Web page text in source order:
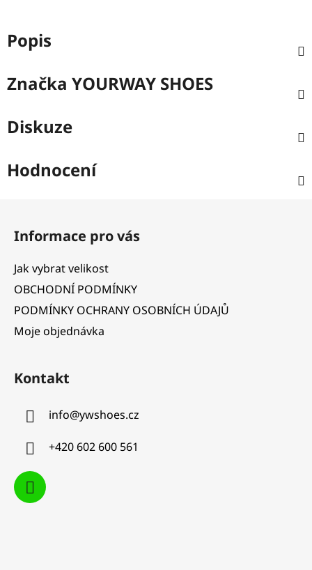
Popis
Značka YOURWAY SHOES
Diskuze
Hodnocení
Informace pro vás
Jak vybrat velikost
OBCHODNÍ PODMÍNKY
PODMÍNKY OCHRANY OSOBNÍCH ÚDAJŮ
Moje objednávka
Kontakt
info@ywshoes.cz
+420 602 600 561